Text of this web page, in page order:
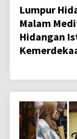
Lumpur
Malam
Hidangan